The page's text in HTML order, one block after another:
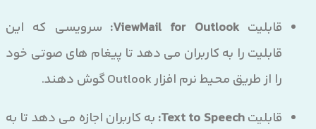
قابلیتViewMail for Outlook:
سرویسی که این
قابلیت را به کاربران می دهد تا پیغام های صوتی خود
را از طریق محیط نرم افزار Outlook گوش دهند.
قابلیتText to Speech: به کاربران اجازه می دهد تا به